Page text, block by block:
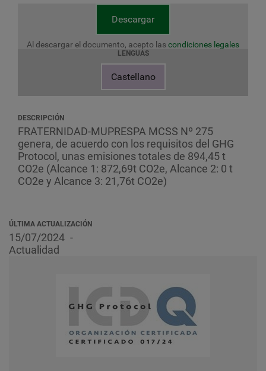
Descargar
Al descargar el documento, acepto lascondiciones legales
LENGUAS
Castellano
DESCRIPCIÓN
FRATERNIDAD-MUPRESPA MCSS Nº 275
genera, de acuerdo con los requisitos del GHG
Protocol, unas emisiones totales de 894,45 t
CO2e (Alcance 1: 872,69t CO2e, Alcance 2: 0 t
CO2e y Alcance 3: 21,76t CO2e)
ÚLTIMA ACTUALIZACIÓN
15/07/2024
Actualidad